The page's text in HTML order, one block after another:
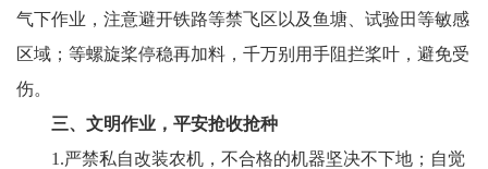
气下作业，注意避开铁路等禁飞区以及鱼塘、试验田等敏感
区域；等螺旋桨停稳再加料，千万别用手阻拦桨叶，避免受
伤。
三、文明作业，平安抢收抢种
1.严禁私自改装农机，不合格的机器坚决不下地；自觉